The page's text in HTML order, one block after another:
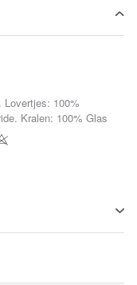
Lovertjes: 100%
Kralen: 100% Glas